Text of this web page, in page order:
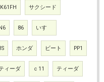
サクシード
86 いすゞ
ホンダ ビート PP1
ィーダ ｃ11 ティーダ